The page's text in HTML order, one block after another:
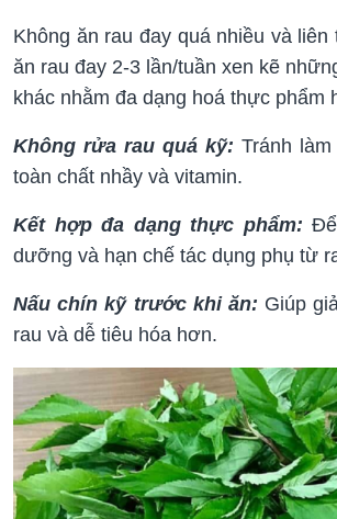
Không ăn rau đay quá nhiều và liên
ăn rau đay 2-3 lần/tuần xen kẽ
khác nhằm đa dạng hoá thực phẩm
Không rửa rau quá kỹ: Tránh
toàn chất nhầy và vitamin.
Kết hợp đa dạng thực phẩm:
dưỡng và hạn chế tác dụng phụ từ
Nấu chín kỹ trước khi ăn: Giúp
rau và dễ tiêu hóa hơn.